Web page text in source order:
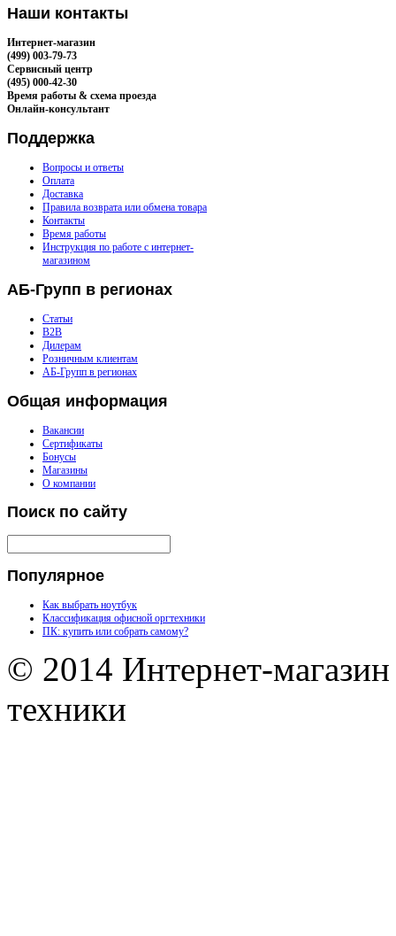
Наши контакты
Интернет-магазин
(499) 003-79-73
Сервисный центр
(495) 000-42-30
Время работы & схема проезда
Онлайн-консультант
Поддержка
Вопросы и ответы
Оплата
Доставка
Правила возврата или обмена товара
Контакты
Время работы
Инструкция по работе с интернет-
магазином
АБ-Групп в регионах
Статьи
B2B
Дилерам
Розничным клиентам
АБ-Групп в регионах
Общая информация
Вакансии
Сертификаты
Бонусы
Магазины
О компании
Поиск по сайту
Популярное
Как выбрать ноутбук
Классификация офисной оргтехники
ПК: купить или собрать самому?
© 2014 Интернет-
техники